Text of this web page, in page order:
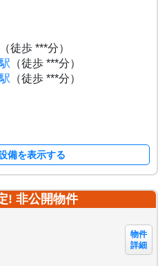
（徒歩 ***分）
（徒歩 ***分）
（徒歩 ***分）
備を表示する
! 非公開物件
物件
詳細